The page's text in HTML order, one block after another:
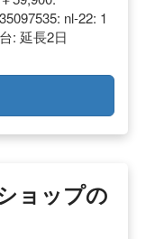
nl-22: 1
: 延長2日
ョップの